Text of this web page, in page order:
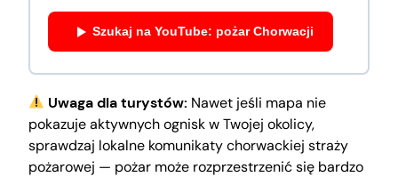
Szukaj na YouTube: pożar Chorwacji
Uwaga dla turystów: Nawet jeśli mapa nie
pokazuje aktywnych ognisk w Twojej okolicy,
sprawdzaj lokalne komunikaty chorwackiej straży
pożarowej — pożar może rozprzestrzenić się bardzo